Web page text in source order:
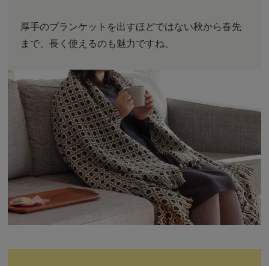
厚手のブランケットを出すほどではない秋から春先
まで、長く使えるのも魅力ですね。